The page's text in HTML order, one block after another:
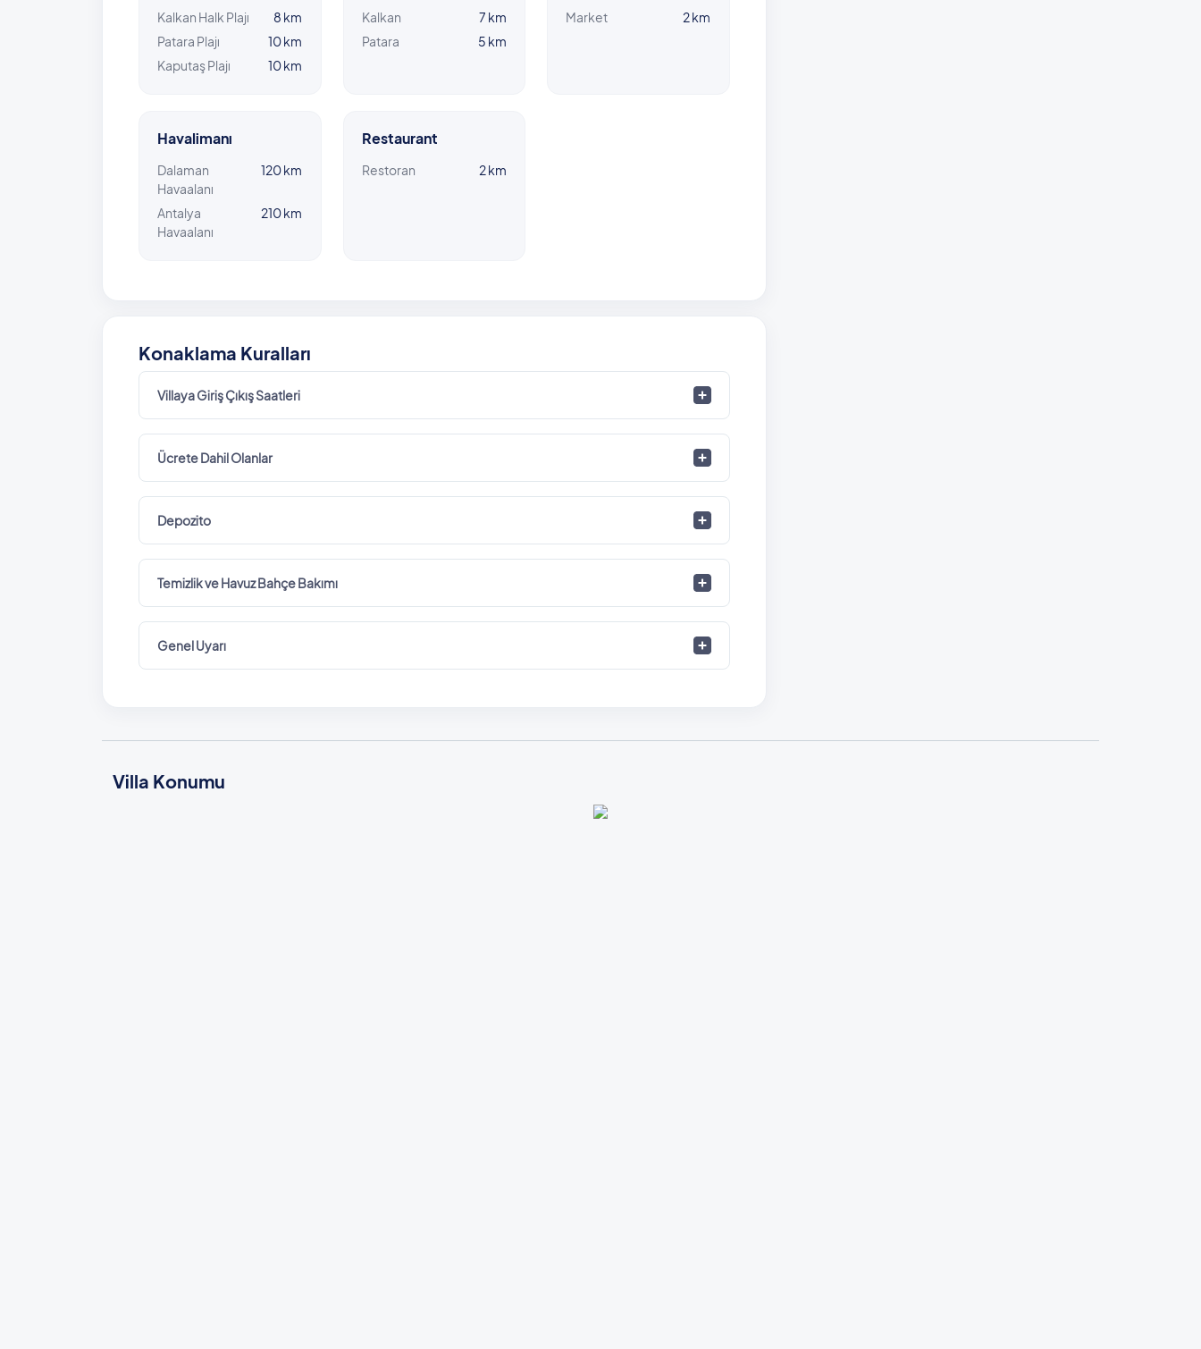
Kalkan Halk Plajı
8 km
Patara Plajı
10 km
Kaputaş Plajı
10 km
Kalkan
7 km
Patara
5 km
Market 2 km
Havalimanı
Dalaman
Havaalanı
120 km
Antalya
Havaalanı
210 km
Restaurant
Restoran 2 km
Konaklama Kuralları
Villaya Giriş Çıkış Saatleri
Ücrete Dahil Olanlar
Depozito
Temizlik ve Havuz Bahçe Bakımı
Genel Uyarı
Villa Konumu